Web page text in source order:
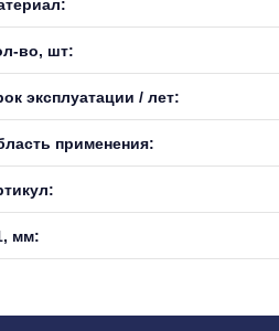
во, шт:
эксплуатации / лет:
применения:
мм: